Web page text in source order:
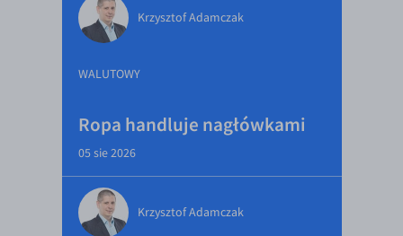
Krzysztof Adamczak
WALUTOWY
Ropa handluje nagłówkami
05 sie 2026
Krzysztof Adamczak